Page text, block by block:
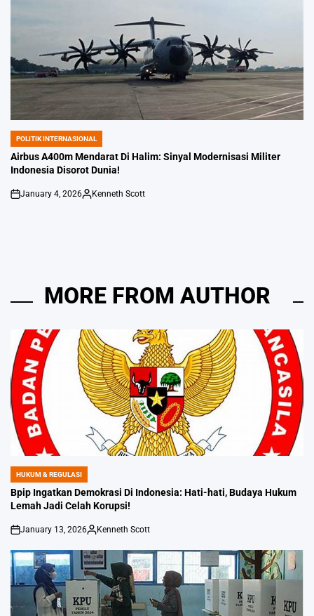
POSTED
IN
POLITIK INTERNASIONAL
Airbus A400m Mendarat Di Halim: Sinyal Modernisasi Militer
Indonesia Disorot Dunia!
on
January 4, 2026
Posted
Kenneth Scott
MORE FROM AUTHOR
POSTED
IN
HUKUM & REGULASI
Bpip Ingatkan Demokrasi Di Indonesia: Hati-hati, Budaya Hukum
Lemah Jadi Celah Korupsi!
on
January 13, 2026
Posted
by
Kenneth Scott